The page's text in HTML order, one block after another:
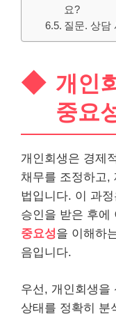
요?
질문. 상담
개인
중요
개인회생은 경제
채무를 조정하고,
법입니다. 이 과
승인을 받은 후에
중요성을 이해하
음입니다.
우선, 개인회생을
상태를 정확히 분